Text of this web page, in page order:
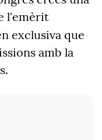
l'emèrit
exclusiva que
amb la